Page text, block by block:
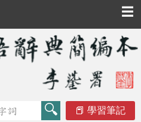
☰
學習筆記